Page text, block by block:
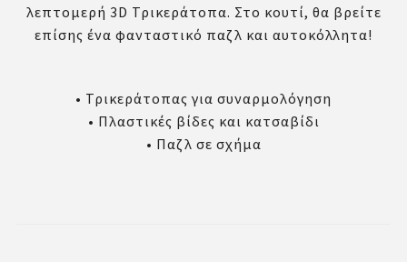
λεπτομερή 3D Τρικεράτοπα. Στο κουτί, θα βρείτε
επίσης ένα φανταστικό παζλ και αυτοκόλλητα!
• Τρικεράτοπας για συναρμολόγηση
• Πλαστικές βίδες και κατσαβίδι
• Παζλ σε σχήμα